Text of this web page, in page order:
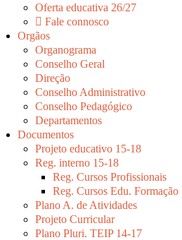
Oferta educativa 26/27
Fale connosco
Orgãos
Organograma
Conselho Geral
Direção
Conselho Administrativo
Conselho Pedagógico
Departamentos
Documentos
Projeto educativo 15-18
Reg. interno 15-18
Reg. Cursos Profissionais
Reg. Cursos Edu. Formação
Plano A. de Atividades
Projeto Curricular
Plano Pluri. TEIP 14-17